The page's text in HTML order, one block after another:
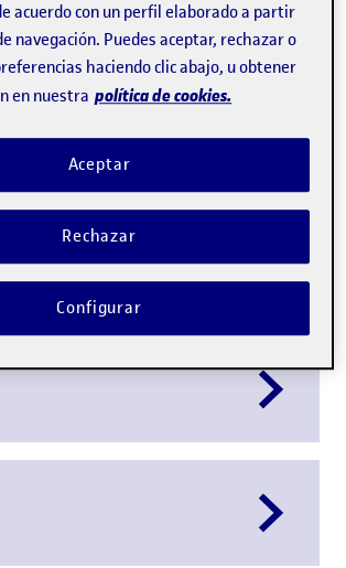
acuerdo con un perfil elaborado a partir
navegación. Puedes aceptar, rechazar o
haciendo clic abajo, u obtener
en nuestra política de cookies.
Rechazar
Aceptar
Configurar